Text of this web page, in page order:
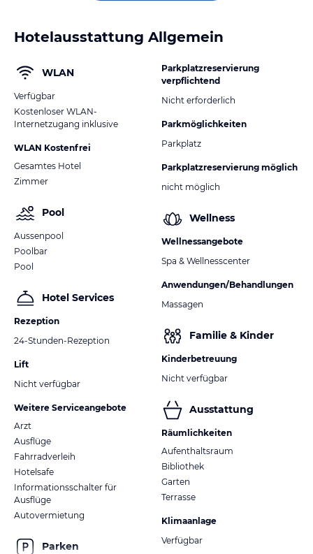
Hotelausstattung Allgemein
WLAN
Verfügbar
Kostenloser WLAN-
Internetzugang inklusive
WLAN Kostenfrei
Gesamtes Hotel
Zimmer
Pool
Aussenpool
Poolbar
Pool
Hotel Services
Rezeption
24-Stunden-Rezeption
Lift
Nicht verfügbar
Weitere Serviceangebote
Arzt
Ausflüge
Fahrradverleih
Hotelsafe
Informationsschalter für
Ausflüge
Autovermietung
Parken
Parkplatzreservierung
verpflichtend
Nicht erforderlich
Parkmöglichkeiten
Parkplatz
Parkplatzreservierung möglich
nicht möglich
Wellness
Wellnessangebote
Spa & Wellnesscenter
Anwendungen/Behandlungen
Massagen
Familie & Kinder
Kinderbetreuung
Nicht verfügbar
Ausstattung
Räumlichkeiten
Aufenthaltsraum
Bibliothek
Garten
Terrasse
Klimaanlage
Verfügbar